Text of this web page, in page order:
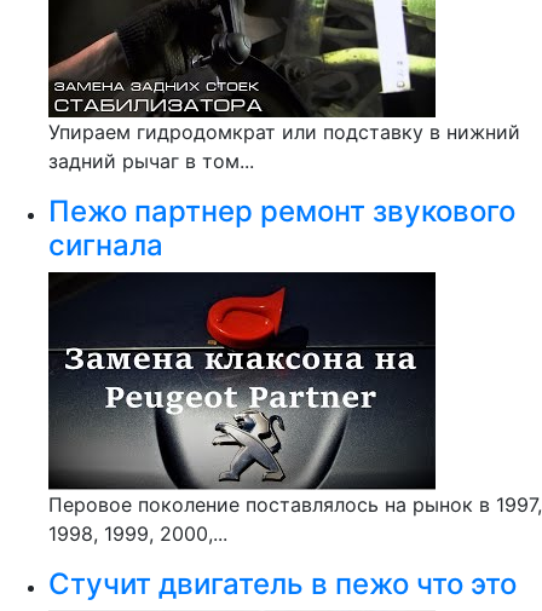
Упираем гидродомкрат или подставку в нижний
задний рычаг в том...
Пежо партнер ремонт звукового
сигнала
Перовое поколение поставлялось на рынок в 1997,
1998, 1999, 2000,...
Стучит двигатель в пежо что это